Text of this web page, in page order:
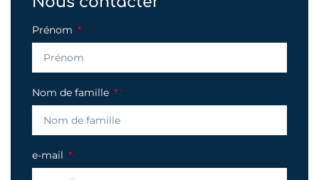
Prénom
Nom de famille
e-mail